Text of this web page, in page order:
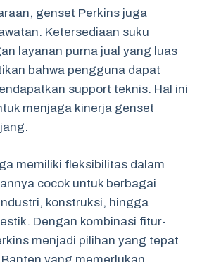
genset Perkins juga
Ketersediaan suku
layanan purna jual yang luas
bahwa pengguna dapat
support teknis. Hal ini
menjaga kinerja genset
memiliki fleksibilitas dalam
cocok untuk berbagai
konstruksi, hingga
Dengan kombinasi fitur-
menjadi pilihan yang tepat
yang memerlukan